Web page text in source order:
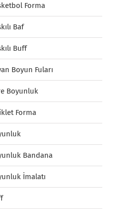
Forma
Baf
Buff
Boyun Fuları
Boyunluk
Forma
Bandana
İmalatı